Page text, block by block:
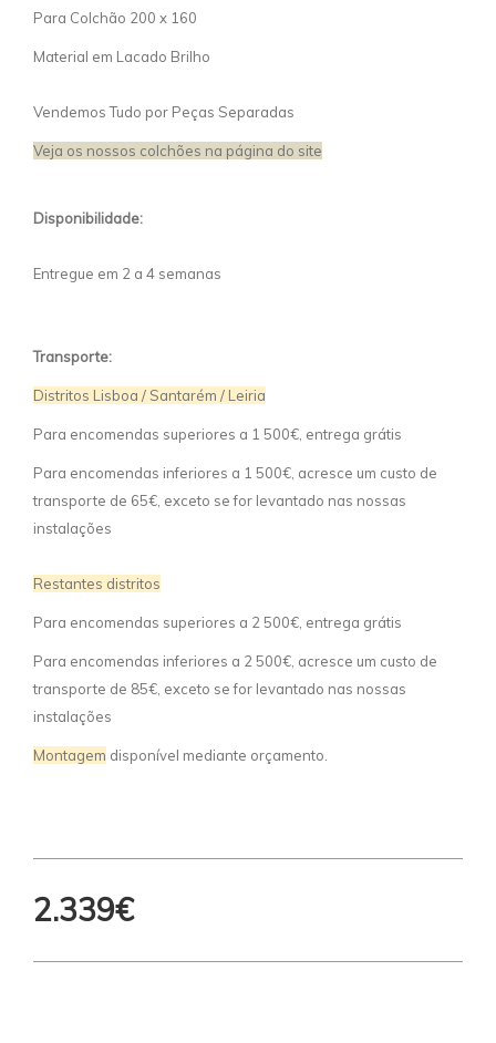
Para Colchão 200 x 160
Material em Lacado Brilho
Vendemos Tudo por Peças Separadas
Veja os nossos colchões na página do site
Disponibilidade:
Entregue em 2 a 4 semanas
Transporte:
Distritos Lisboa / Santarém / Leiria
Para encomendas superiores a 1 500€, entrega grátis
Para encomendas inferiores a 1 500€, acresce um custo de
transporte de 65€, exceto se for levantado nas nossas
instalações
Restantes distritos
Para encomendas superiores a 2 500€, entrega grátis
Para encomendas inferiores a 2 500€, acresce um custo de
transporte de 85€, exceto se for levantado nas nossas
instalações
Montagem disponível mediante orçamento.
2.339€